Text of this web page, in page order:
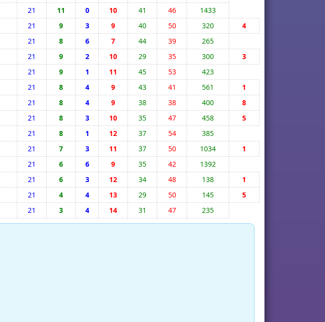
21 11 0 10 41 46
1433
21 9 3 9 40 50 320
4
21 8 6 7 44 39
265
21 9 2 10 29 35 300
3
21 9 1 11 45 53
423
21 8 4 9 43 41 561
1
21 8 4 9 38 38 400
8
21 8 3 10 35 47 458
5
21 8 1 12 37 54
385
21 7 3 11 37 50 1034
1
21 6 6 9 35 42
1392
21 6 3 12 34 48 138
1
21 4 4 13 29 50 145
5
21 3 4 14 31 47 235